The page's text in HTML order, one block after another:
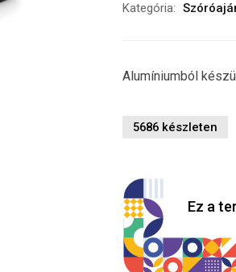
Kategória:
Alumíniumból
5686 készleten
Ez a